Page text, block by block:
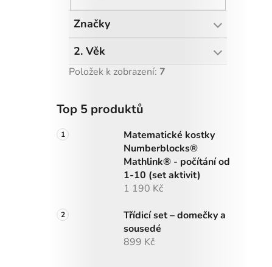
Značky
2. Věk
Položek k zobrazení: 7
Top 5 produktů
Matematické kostky
Numberblocks®
Mathlink® - počítání od
1-10 (set aktivit)
1 190 Kč
Třídicí set – domečky a
sousedé
899 Kč